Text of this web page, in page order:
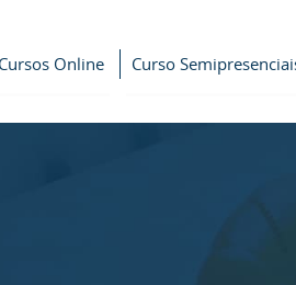
Cursos Online Curso